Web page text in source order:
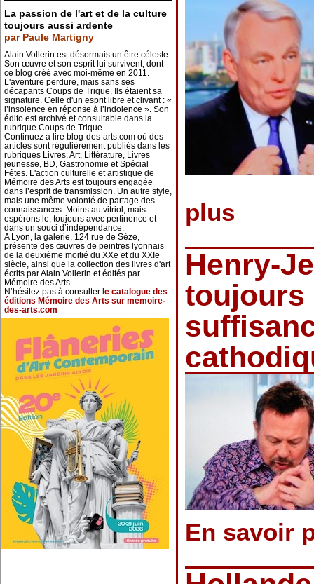
La passion de l'art et de la culture
toujours aussi ardente
par Paule Martigny
Alain Vollerin est désormais un être céleste.
Son œuvre et son esprit lui survivent, dont
ce blog créé avec moi-même en 2011.
L'aventure perdure, mais sans ses
décapants Coups de Trique. Ils étaient sa
signature. Celle d'un esprit libre et clivant : «
l’insolence en réponse à l’indolence ». Son
édito est archivé et consultable dans la
rubrique Coups de Trique.
Continuez à lire blog-des-arts.com où des
articles sont régulièrement publiés dans les
rubriques Livres, Art, Littérature, Livres
jeunesse, BD, Gastronomie et Spécial
Fêtes. L'action culturelle et artistique de
Mémoire des Arts est toujours engagée
dans l’esprit de transmission. Un autre style,
mais une même volonté de partage des
connaissances. Moins au vitriol, mais
espérons le, toujours avec pertinence et
dans un souci d’indépendance.
A Lyon, la galerie, 124 rue de Sèze,
présente des œuvres de peintres lyonnais
de la deuxième moitié du XXe et du XXIe
siècle, ainsi que la collection des livres d'art
écrits par Alain Vollerin et édités par
Mémoire des Arts.
N’hésitez pas à consulter l e catalogue des
éditions Mémoire des Arts sur memoire-
des-arts.com
plus
Henry-
toujours
En savoir